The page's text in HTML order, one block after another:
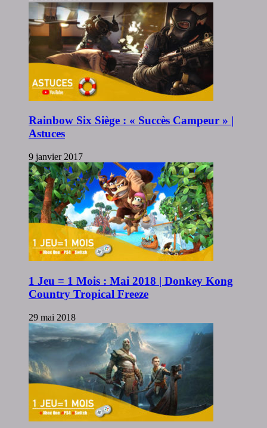
Rainbow Six Siège : « Succès Campeur » |
Astuces
9 janvier 2017
1 Jeu = 1 Mois : Mai 2018 | Donkey Kong
Country Tropical Freeze
29 mai 2018